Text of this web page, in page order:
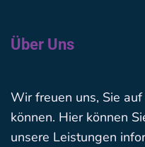
Über Uns
Wir freuen uns, Sie
können. Hier können
unsere Leistungen